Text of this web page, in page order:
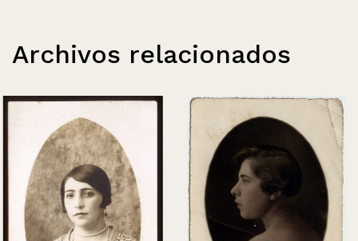
Archivos relacionados